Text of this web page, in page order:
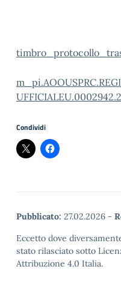
Condividi
Pubblicato: 27.02.2026 -
Eccetto dove
stato rilasciato sotto
Attribuzione 4.0 Italia.